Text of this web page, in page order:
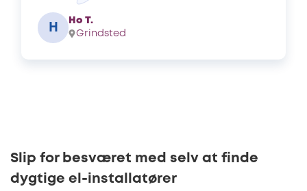
H
Ho T.
Grindsted
Slip for besværet med selv at finde
dygtige el-installatører